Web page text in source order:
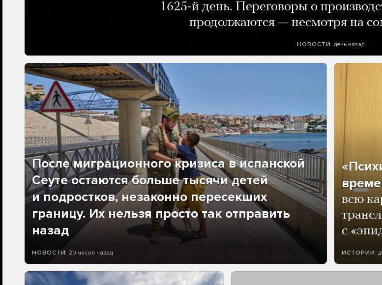
1625-й день. Переговоры о
продолжаются — несмотря на
НОВОСТИ день назад
После миграционного кризиса в испанской
Сеуте остаются больше тысячи детей
и подростков, незаконно пересекших
границу. Их нельзя просто так отправить
назад
НОВОСТИ 20 часов назад
всю
с
ИСТОРИИ